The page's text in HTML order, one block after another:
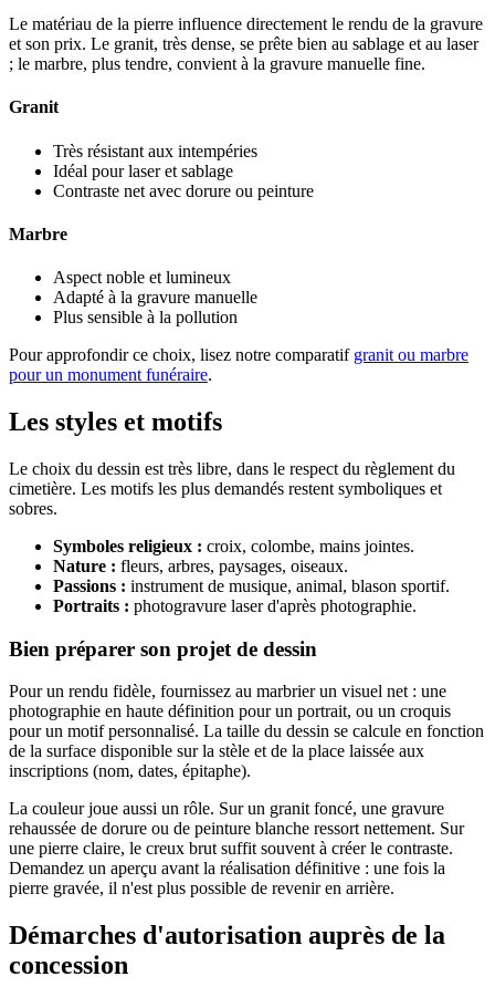
Le matériau de la pierre influence directement le rendu de la gravure
et son prix. Le granit, très dense, se prête bien au sablage et au laser
; le marbre, plus tendre, convient à la gravure manuelle fine.
Granit
Très résistant aux intempéries
Idéal pour laser et sablage
Contraste net avec dorure ou peinture
Marbre
Aspect noble et lumineux
Adapté à la gravure manuelle
Plus sensible à la pollution
Pour approfondir ce choix, lisez notre comparatif granit ou marbre
pour un monument funéraire.
Les styles et motifs
Le choix du dessin est très libre, dans le respect du règlement du
cimetière. Les motifs les plus demandés restent symboliques et
sobres.
Symboles religieux : croix, colombe, mains jointes.
Nature : fleurs, arbres, paysages, oiseaux.
Passions : instrument de musique, animal, blason sportif.
Portraits : photogravure laser d'après photographie.
Bien préparer son projet de dessin
Pour un rendu fidèle, fournissez au marbrier un visuel net : une
photographie en haute définition pour un portrait, ou un croquis
pour un motif personnalisé. La taille du dessin se calcule en fonction
de la surface disponible sur la stèle et de la place laissée aux
inscriptions (nom, dates, épitaphe).
La couleur joue aussi un rôle. Sur un granit foncé, une gravure
rehaussée de dorure ou de peinture blanche ressort nettement. Sur
une pierre claire, le creux brut suffit souvent à créer le contraste.
Demandez un aperçu avant la réalisation définitive : une fois la
pierre gravée, il n'est plus possible de revenir en arrière.
Démarches d'autorisation auprès de la
concession